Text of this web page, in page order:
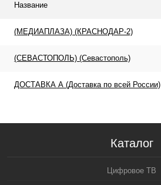
Название
(МЕДИАПЛАЗА) (КРАСНОДАР-2)
(СЕВАСТОПОЛЬ) (Севастополь)
ДОСТАВКА А (Доставка по всей России)
Каталог
Цифровое ТВ